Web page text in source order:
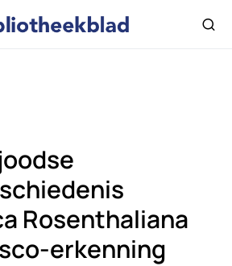
Rosenthaliana
erkenning